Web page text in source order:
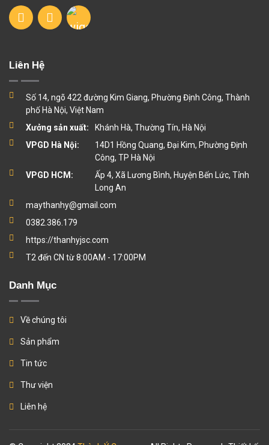
Liên Hệ
Số 14, ngõ 422 đường Kim Giang, Phường Định Công, Thành
phố Hà Nội, Việt Nam
Xưởng sản xuất:
Khánh Hà, Thường Tín, Hà Nội
VPGD Hà Nội:
14D1 Hồng Quang, Đại Kim, Phường Định
Công, TP Hà Nội
VPGD HCM:
Ấp 4, Xã Lương Bình, Huyện Bến Lức, Tỉnh
Long An
maythanhy@gmail.com
0382.386.179
https://thanhyjsc.com
T2 đến CN từ 8:00AM - 17:00PM
Danh Mục
Về chúng tôi
Sản phẩm
Tin tức
Thư viện
Liên hệ